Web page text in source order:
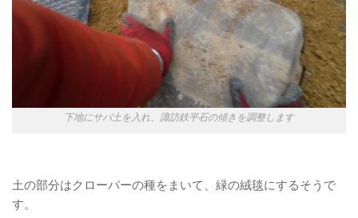
下地にサバ土を入れ、諏訪鉄平石の傾きを調整します
土の部分はクローバーの種をまいて、緑の絨毯にするそうで
す。